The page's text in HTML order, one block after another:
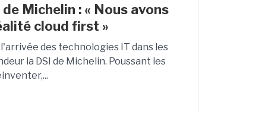
Michelin : « Nous avons
cloud first »
des technologies IT dans les
la DSI de Michelin. Poussant les